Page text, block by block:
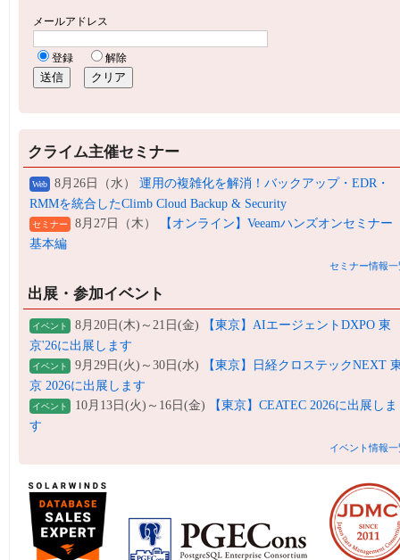
クライム主催セミナー
Web 8月26日（水） 運用の複雑化を解消！バックアップ・EDR・
RMMを統合したClimb Cloud Backup & Security
セミナー 8月27日（木）
【オンライン】Veeamハンズオンセミナー
基本編
セミナー情報一
出展・参加イベント
イベント 8月20日(木)～21日(金)
【東京】AIエージェントDXPO 東
京'26に出展します
イベント 9月29日(火)～30日(水)
【東京】日経クロステックNEXT
京 2026に出展します
イベント 10月13日(火)～16日(金)
【東京】CEATEC 2026に出展しま
す
イベント情報一